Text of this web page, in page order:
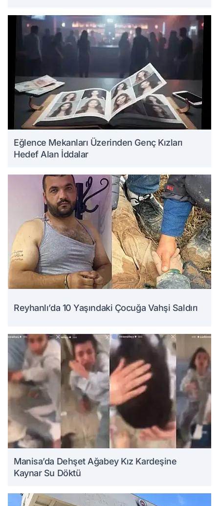
Eğlence Mekanları Üzerinden Genç Kızları
Hedef Alan İddalar
Reyhanlı’da 10 Yaşındaki Çocuğa Vahşi Saldırı
Manisa’da Dehşet Ağabey Kız Kardeşine
Kaynar Su Döktü